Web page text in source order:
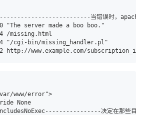
当错误时，apache定义
"The server made a boo boo."
/missing.html
"/cgi-bin/missing_handler.pl"
www/error">
None
决定在那些目录中使